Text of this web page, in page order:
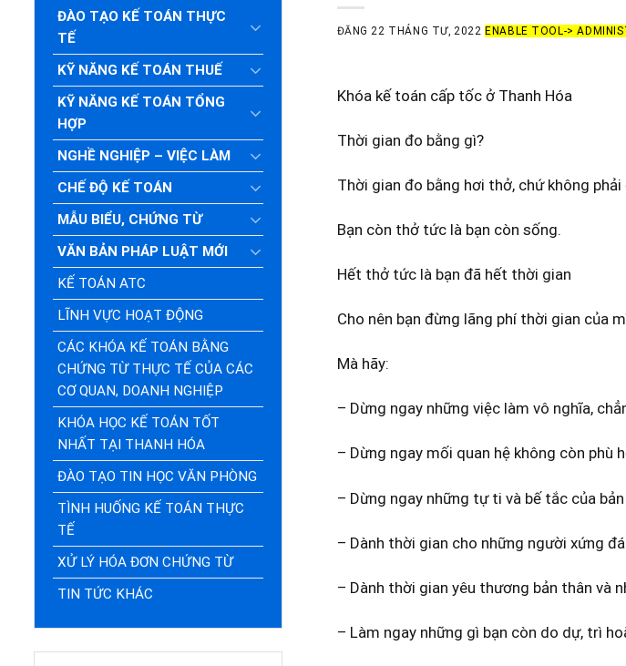
ĐÀO TẠO KẾ TOÁN THỰC
TẾ
KỸ NĂNG KẾ TOÁN THUẾ
KỸ NĂNG KẾ TOÁN TỔNG
HỢP
NGHỀ NGHIỆP – VIỆC LÀM
CHẾ ĐỘ KẾ TOÁN
MẪU BIỂU, CHỨNG TỪ
VĂN BẢN PHÁP LUẬT MỚI
KẾ TOÁN ATC
LĨNH VỰC HOẠT ĐỘNG
CÁC KHÓA KẾ TOÁN BẰNG
CHỨNG TỪ THỰC TẾ CỦA CÁC
CƠ QUAN, DOANH NGHIỆP
KHÓA HỌC KẾ TOÁN TỐT
NHẤT TẠI THANH HÓA
ĐÀO TẠO TIN HỌC VĂN PHÒNG
TÌNH HUỐNG KẾ TOÁN THỰC
TẾ
XỬ LÝ HÓA ĐƠN CHỨNG TỪ
TIN TỨC KHÁC
ĐĂNG22 THÁNG TƯ, 2022 ENABLE TOOL->
Khóa kế toán cấp tốc ở Thanh Hóa
Thời gian đo bằng gì?
Thời gian đo bằng hơi thở, chứ không
Bạn còn thở tức là bạn còn sống.
Hết thở tức là bạn đã hết thời gian
Cho nên bạn đừng lãng phí thời gian của
Mà hãy:
– Dừng ngay những việc làm vô nghĩa,
– Dừng ngay mối quan hệ không còn phù
– Dừng ngay những tự ti và bế tắc của
– Dành thời gian cho những người xứng
– Dành thời gian yêu thương bản thân và
– Làm ngay những gì bạn còn do dự, trì